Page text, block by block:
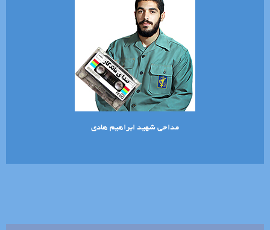
مداحی شهید ابراهیم هادی